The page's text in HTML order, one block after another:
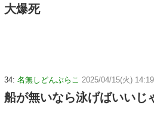
大爆死
34: 名無しどんぶらこ 2025/04/15(火)
船が無いなら泳げばいいじ